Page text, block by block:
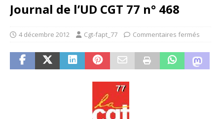
Journal de l’UD CGT 77 n° 468
4 décembre 2012 Cgt-fapt_77 Commentaires fermés